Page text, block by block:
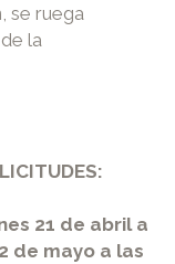
se ruega
la
21 de abril a
de mayo a las